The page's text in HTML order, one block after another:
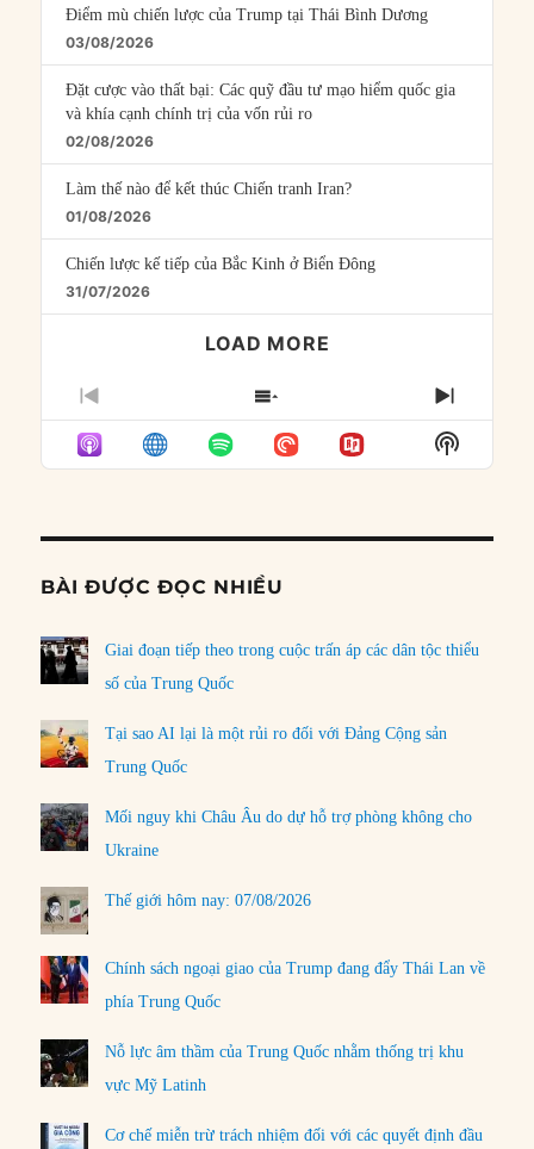
Điểm mù chiến lược của Trump tại Thái Bình Dương
03/08/2026
Đặt cược vào thất bại: Các quỹ đầu tư mạo hiểm quốc gia
và khía cạnh chính trị của vốn rủi ro
02/08/2026
Làm thế nào để kết thúc Chiến tranh Iran?
01/08/2026
Chiến lược kế tiếp của Bắc Kinh ở Biển Đông
31/07/2026
LOAD MORE
PREVIOUS
EPISODE
SHOW
EPISODES
LIST
NEXT
Show
Podcast
BÀI ĐƯỢC ĐỌC NHIỀU
Giai đoạn tiếp theo trong cuộc trấn áp các dân tộc thiểu
số của Trung Quốc
Tại sao AI lại là một rủi ro đối với Đảng Cộng sản
Trung Quốc
Mối nguy khi Châu Âu do dự hỗ trợ phòng không cho
Ukraine
Thế giới hôm nay: 07/08/2026
Chính sách ngoại giao của Trump đang đẩy Thái Lan về
phía Trung Quốc
Nỗ lực âm thầm của Trung Quốc nhằm thống trị khu
vực Mỹ Latinh
Cơ chế miễn trừ trách nhiệm đối với các quyết định đầu